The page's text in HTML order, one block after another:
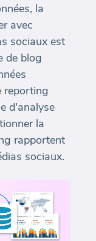
la
avec
sociaux est
de blog
reporting
d'analyse
la
rapportent
sociaux.